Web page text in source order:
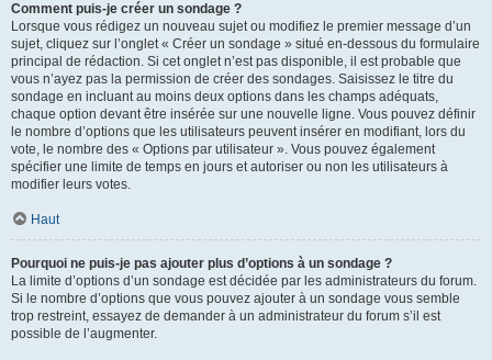
Comment puis-je créer un sondage ?
Lorsque vous rédigez un nouveau sujet ou modifiez le premier message d’un
sujet, cliquez sur l’onglet « Créer un sondage » situé en-dessous du formulaire
principal de rédaction. Si cet onglet n’est pas disponible, il est probable que
vous n’ayez pas la permission de créer des sondages. Saisissez le titre du
sondage en incluant au moins deux options dans les champs adéquats,
chaque option devant être insérée sur une nouvelle ligne. Vous pouvez définir
le nombre d’options que les utilisateurs peuvent insérer en modifiant, lors du
vote, le nombre des « Options par utilisateur ». Vous pouvez également
spécifier une limite de temps en jours et autoriser ou non les utilisateurs à
modifier leurs votes.
Haut
Pourquoi ne puis-je pas ajouter plus d’options à un sondage ?
La limite d’options d’un sondage est décidée par les administrateurs du forum.
Si le nombre d’options que vous pouvez ajouter à un sondage vous semble
trop restreint, essayez de demander à un administrateur du forum s’il est
possible de l’augmenter.